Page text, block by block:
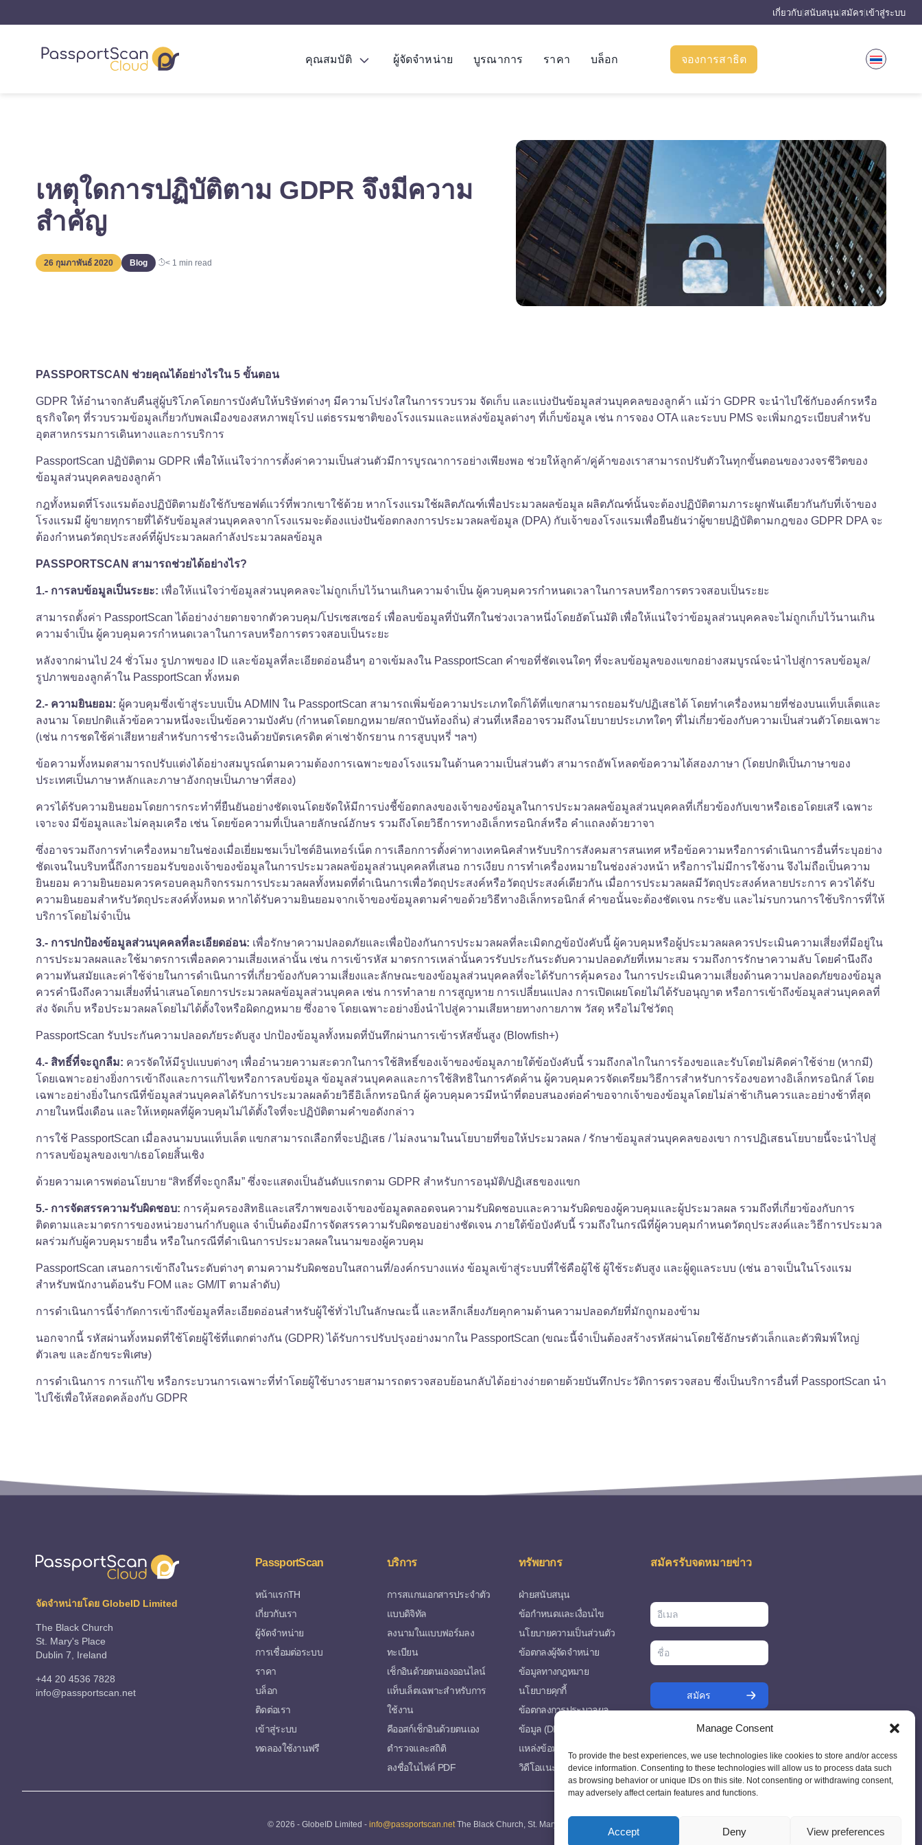
Manage Consent
To provide the best experiences, we use technologies like cookies to store and/or access
device information. Consenting to these technologies will allow us to process data such
as browsing behavior or unique IDs on this site. Not consenting or withdrawing consent,
may adversely affect certain features and functions.
Accept Deny View preferences
เกี่ยวกับ สนับสนุน สมัคร เข้าสู่ระบบ
คุณสมบัติ ผู้จัดจำหน่าย บูรณาการ ราคา บล็อก จองการสาธิต
เหตุใดการปฏิบัติตาม GDPR จึงมีความ
สำคัญ
26 กุมภาพันธ์ 2020 Blog < 1 min read
PASSPORTSCAN ช่วยคุณได้อย่างไรใน 5 ขั้นตอน
GDPR ให้อำนาจกลับคืนสู่ผู้บริโภคโดยการบังคับให้บริษัทต่างๆ มีความโปร่งใสในการรวบรวม จัดเก็บ และแบ่งปันข้อมูลส่วนบุคคลของลูกค้า แม้ว่า GDPR จะนำไปใช้กับองค์กรหรือ
ธุรกิจใดๆ ที่รวบรวมข้อมูลเกี่ยวกับพลเมืองของสหภาพยุโรป แต่ธรรมชาติของโรงแรมและแหล่งข้อมูลต่างๆ ที่เก็บข้อมูล เช่น การจอง OTA และระบบ PMS จะเพิ่มกฎระเบียบสำหรับ
อุตสาหกรรมการเดินทางและการบริการ
PassportScan ปฏิบัติตาม GDPR เพื่อให้แน่ใจว่าการตั้งค่าความเป็นส่วนตัวมีการบูรณาการอย่างเพียงพอ ช่วยให้ลูกค้า/คู่ค้าของเราสามารถปรับตัวในทุกขั้นตอนของวงจรชีวิตของ
ข้อมูลส่วนบุคคลของลูกค้า
กฎทั้งหมดที่โรงแรมต้องปฏิบัติตามยังใช้กับซอฟต์แวร์ที่พวกเขาใช้ด้วย หากโรงแรมใช้ผลิตภัณฑ์เพื่อประมวลผลข้อมูล ผลิตภัณฑ์นั้นจะต้องปฏิบัติตามภาระผูกพันเดียวกันกับที่เจ้าของ
โรงแรมมี ผู้ขายทุกรายที่ได้รับข้อมูลส่วนบุคคลจากโรงแรมจะต้องแบ่งปันข้อตกลงการประมวลผลข้อมูล (DPA) กับเจ้าของโรงแรมเพื่อยืนยันว่าผู้ขายปฏิบัติตามกฎของ GDPR DPA จะ
ต้องกำหนดวัตถุประสงค์ที่ผู้ประมวลผลกำลังประมวลผลข้อมูล
PASSPORTSCAN สามารถช่วยได้อย่างไร?
1.- การลบข้อมูลเป็นระยะ: เพื่อให้แน่ใจว่าข้อมูลส่วนบุคคลจะไม่ถูกเก็บไว้นานเกินความจำเป็น ผู้ควบคุมควรกำหนดเวลาในการลบหรือการตรวจสอบเป็นระยะ
สามารถตั้งค่า PassportScan ได้อย่างง่ายดายจากตัวควบคุม/โปรเซสเซอร์ เพื่อลบข้อมูลที่บันทึกในช่วงเวลาหนึ่งโดยอัตโนมัติ เพื่อให้แน่ใจว่าข้อมูลส่วนบุคคลจะไม่ถูกเก็บไว้นานเกิน
ความจำเป็น ผู้ควบคุมควรกำหนดเวลาในการลบหรือการตรวจสอบเป็นระยะ
หลังจากผ่านไป 24 ชั่วโมง รูปภาพของ ID และข้อมูลที่ละเอียดอ่อนอื่นๆ อาจเข้มลงใน PassportScan คำขอที่ชัดเจนใดๆ ที่จะลบข้อมูลของแขกอย่างสมบูรณ์จะนำไปสู่การลบข้อมูล/
รูปภาพของลูกค้าใน PassportScan ทั้งหมด
2.- ความยินยอม: ผู้ควบคุมซึ่งเข้าสู่ระบบเป็น ADMIN ใน PassportScan สามารถเพิ่มข้อความประเภทใดก็ได้ที่แขกสามารถยอมรับ/ปฏิเสธได้ โดยทำเครื่องหมายที่ช่องบนแท็บเล็ตและ
ลงนาม โดยปกติแล้วข้อความหนึ่งจะเป็นข้อความบังคับ (กำหนดโดยกฎหมาย/สถาบันท้องถิ่น) ส่วนที่เหลืออาจรวมถึงนโยบายประเภทใดๆ ที่ไม่เกี่ยวข้องกับความเป็นส่วนตัวโดยเฉพาะ
(เช่น การชดใช้ค่าเสียหายสำหรับการชำระเงินด้วยบัตรเครดิต ค่าเช่าจักรยาน การสูบบุหรี่ ฯลฯ)
ข้อความทั้งหมดสามารถปรับแต่งได้อย่างสมบูรณ์ตามความต้องการเฉพาะของโรงแรมในด้านความเป็นส่วนตัว สามารถอัพโหลดข้อความได้สองภาษา (โดยปกติเป็นภาษาของ
ประเทศเป็นภาษาหลักและภาษาอังกฤษเป็นภาษาที่สอง)
ควรได้รับความยินยอมโดยการกระทำที่ยืนยันอย่างชัดเจนโดยจัดให้มีการบ่งชี้ข้อตกลงของเจ้าของข้อมูลในการประมวลผลข้อมูลส่วนบุคคลที่เกี่ยวข้องกับเขาหรือเธอโดยเสรี เฉพาะ
เจาะจง มีข้อมูลและไม่คลุมเครือ เช่น โดยข้อความที่เป็นลายลักษณ์อักษร รวมถึงโดยวิธีการทางอิเล็กทรอนิกส์หรือ คำแถลงด้วยวาจา
ซึ่งอาจรวมถึงการทำเครื่องหมายในช่องเมื่อเยี่ยมชมเว็บไซต์อินเทอร์เน็ต การเลือกการตั้งค่าทางเทคนิคสำหรับบริการสังคมสารสนเทศ หรือข้อความหรือการดำเนินการอื่นที่ระบุอย่าง
ชัดเจนในบริบทนี้ถึงการยอมรับของเจ้าของข้อมูลในการประมวลผลข้อมูลส่วนบุคคลที่เสนอ การเงียบ การทำเครื่องหมายในช่องล่วงหน้า หรือการไม่มีการใช้งาน จึงไม่ถือเป็นความ
ยินยอม ความยินยอมควรครอบคลุมกิจกรรมการประมวลผลทั้งหมดที่ดำเนินการเพื่อวัตถุประสงค์หรือวัตถุประสงค์เดียวกัน เมื่อการประมวลผลมีวัตถุประสงค์หลายประการ ควรได้รับ
ความยินยอมสำหรับวัตถุประสงค์ทั้งหมด หากได้รับความยินยอมจากเจ้าของข้อมูลตามคำขอด้วยวิธีทางอิเล็กทรอนิกส์ คำขอนั้นจะต้องชัดเจน กระชับ และไม่รบกวนการใช้บริการที่ให้
บริการโดยไม่จำเป็น
3.- การปกป้องข้อมูลส่วนบุคคลที่ละเอียดอ่อน: เพื่อรักษาความปลอดภัยและเพื่อป้องกันการประมวลผลที่ละเมิดกฎข้อบังคับนี้ ผู้ควบคุมหรือผู้ประมวลผลควรประเมินความเสี่ยงที่มีอยู่ใน
การประมวลผลและใช้มาตรการเพื่อลดความเสี่ยงเหล่านั้น เช่น การเข้ารหัส มาตรการเหล่านั้นควรรับประกันระดับความปลอดภัยที่เหมาะสม รวมถึงการรักษาความลับ โดยคำนึงถึง
ความทันสมัยและค่าใช้จ่ายในการดำเนินการที่เกี่ยวข้องกับความเสี่ยงและลักษณะของข้อมูลส่วนบุคคลที่จะได้รับการคุ้มครอง ในการประเมินความเสี่ยงด้านความปลอดภัยของข้อมูล
ควรคำนึงถึงความเสี่ยงที่นำเสนอโดยการประมวลผลข้อมูลส่วนบุคคล เช่น การทำลาย การสูญหาย การเปลี่ยนแปลง การเปิดเผยโดยไม่ได้รับอนุญาต หรือการเข้าถึงข้อมูลส่วนบุคคลที่
ส่ง จัดเก็บ หรือประมวลผลโดยไม่ได้ตั้งใจหรือผิดกฎหมาย ซึ่งอาจ โดยเฉพาะอย่างยิ่งนำไปสู่ความเสียหายทางกายภาพ วัสดุ หรือไม่ใช่วัตถุ
PassportScan รับประกันความปลอดภัยระดับสูง ปกป้องข้อมูลทั้งหมดที่บันทึกผ่านการเข้ารหัสขั้นสูง (Blowfish+)
4.- สิทธิ์ที่จะถูกลืม: ควรจัดให้มีรูปแบบต่างๆ เพื่ออำนวยความสะดวกในการใช้สิทธิ์ของเจ้าของข้อมูลภายใต้ข้อบังคับนี้ รวมถึงกลไกในการร้องขอและรับโดยไม่คิดค่าใช้จ่าย (หากมี)
โดยเฉพาะอย่างยิ่งการเข้าถึงและการแก้ไขหรือการลบข้อมูล ข้อมูลส่วนบุคคลและการใช้สิทธิในการคัดค้าน ผู้ควบคุมควรจัดเตรียมวิธีการสำหรับการร้องขอทางอิเล็กทรอนิกส์ โดย
เฉพาะอย่างยิ่งในกรณีที่ข้อมูลส่วนบุคคลได้รับการประมวลผลด้วยวิธีอิเล็กทรอนิกส์ ผู้ควบคุมควรมีหน้าที่ตอบสนองต่อคำขอจากเจ้าของข้อมูลโดยไม่ล่าช้าเกินควรและอย่างช้าที่สุด
ภายในหนึ่งเดือน และให้เหตุผลที่ผู้ควบคุมไม่ได้ตั้งใจที่จะปฏิบัติตามคำขอดังกล่าว
การใช้ PassportScan เมื่อลงนามบนแท็บเล็ต แขกสามารถเลือกที่จะปฏิเสธ / ไม่ลงนามในนโยบายที่ขอให้ประมวลผล / รักษาข้อมูลส่วนบุคคลของเขา การปฏิเสธนโยบายนี้จะนำไปสู่
การลบข้อมูลของเขา/เธอโดยสิ้นเชิง
ด้วยความเคารพต่อนโยบาย “สิทธิ์ที่จะถูกลืม” ซึ่งจะแสดงเป็นอันดับแรกตาม GDPR สำหรับการอนุมัติ/ปฏิเสธของแขก
5.- การจัดสรรความรับผิดชอบ: การคุ้มครองสิทธิและเสรีภาพของเจ้าของข้อมูลตลอดจนความรับผิดชอบและความรับผิดของผู้ควบคุมและผู้ประมวลผล รวมถึงที่เกี่ยวข้องกับการ
ติดตามและมาตรการของหน่วยงานกำกับดูแล จำเป็นต้องมีการจัดสรรความรับผิดชอบอย่างชัดเจน ภายใต้ข้อบังคับนี้ รวมถึงในกรณีที่ผู้ควบคุมกำหนดวัตถุประสงค์และวิธีการประมวล
ผลร่วมกับผู้ควบคุมรายอื่น หรือในกรณีที่ดำเนินการประมวลผลในนามของผู้ควบคุม
PassportScan เสนอการเข้าถึงในระดับต่างๆ ตามความรับผิดชอบในสถานที่/องค์กรบางแห่ง ข้อมูลเข้าสู่ระบบที่ใช้คือผู้ใช้ ผู้ใช้ระดับสูง และผู้ดูแลระบบ (เช่น อาจเป็นในโรงแรม
สำหรับพนักงานต้อนรับ FOM และ GM/IT ตามลำดับ)
การดำเนินการนี้จำกัดการเข้าถึงข้อมูลที่ละเอียดอ่อนสำหรับผู้ใช้ทั่วไปในลักษณะนี้ และหลีกเลี่ยงภัยคุกคามด้านความปลอดภัยที่มักถูกมองข้าม
นอกจากนี้ รหัสผ่านทั้งหมดที่ใช้โดยผู้ใช้ที่แตกต่างกัน (GDPR) ได้รับการปรับปรุงอย่างมากใน PassportScan (ขณะนี้จำเป็นต้องสร้างรหัสผ่านโดยใช้อักษรตัวเล็กและตัวพิมพ์ใหญ่
ตัวเลข และอักขระพิเศษ)
การดำเนินการ การแก้ไข หรือกระบวนการเฉพาะที่ทำโดยผู้ใช้บางรายสามารถตรวจสอบย้อนกลับได้อย่างง่ายดายด้วยบันทึกประวัติการตรวจสอบ ซึ่งเป็นบริการอื่นที่ PassportScan นำ
ไปใช้เพื่อให้สอดคล้องกับ GDPR
จัดจำหน่ายโดย GlobeID Limited
The Black Church
St. Mary's Place
Dublin 7, Ireland
+44 20 4536 7828
info@passportscan.net
PassportScan
หน้าแรกTH
เกี่ยวกับเรา
ผู้จัดจำหน่าย
การเชื่อมต่อระบบ
ราคา
บล็อก
ติดต่อเรา
เข้าสู่ระบบ
ทดลองใช้งานฟรี
บริการ
การสแกนเอกสารประจำตัว
แบบดิจิทัล
ลงนามในแบบฟอร์มลง
ทะเบียน
เช็กอินด้วยตนเองออนไลน์
แท็บเล็ตเฉพาะสำหรับการ
ใช้งาน
คีออสก์เช็กอินด้วยตนเอง
ตำรวจและสถิติ
ลงชื่อในไฟล์ PDF
ทรัพยากร
ฝ่ายสนับสนุน
ข้อกำหนดและเงื่อนไข
นโยบายความเป็นส่วนตัว
ข้อตกลงผู้จัดจำหน่าย
ข้อมูลทางกฎหมาย
นโยบายคุกกี้
ข้อตกลงการประมวลผล
ข้อมูล (DPA)
แหล่งข้อมูลทางการตลาด
วิดีโอแนะนำการใช้งาน
สมัครรับจดหมายข่าว
© 2026 - GlobeID Limited - info@passportscan.netThe Black Church, St. Mary's Place, Dublin 7 - Ireland